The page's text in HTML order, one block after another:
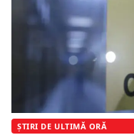
ȘTIRI DE ULTIMĂ ORĂ